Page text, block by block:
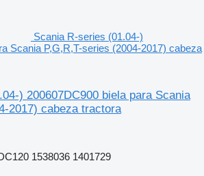
Scania R-series (01.04-)
Scania P,G,R,T-series (2004-2017) cabeza
) 200607DC900 biela para Scania
2017) cabeza tractora
1538036 1401729